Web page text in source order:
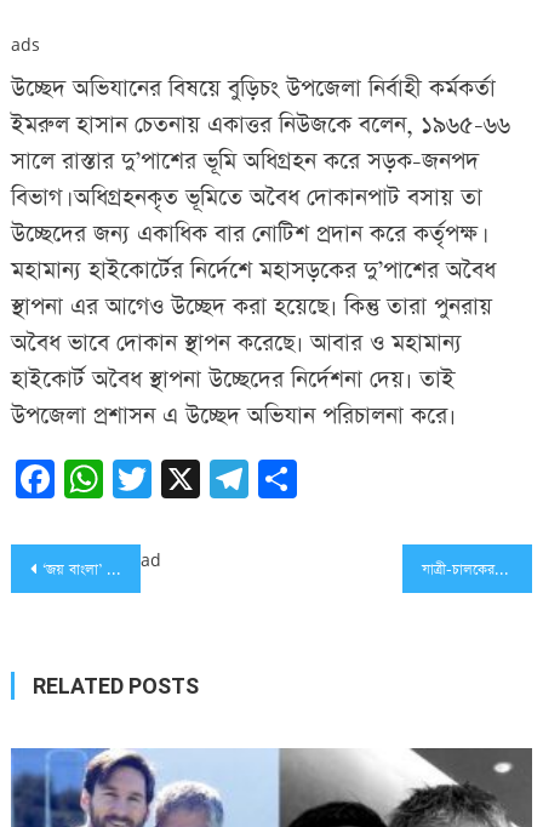
ads
উচ্ছেদ অভিযানের বিষয়ে বুড়িচং উপজেলা নির্বাহী কর্মকর্তা
ইমরুল হাসান চেতনায় একাত্তর নিউজকে বলেন, ১৯৬৫-৬৬
সালে রাস্তার দু’পাশের ভূমি অধিগ্রহন করে সড়ক-জনপদ
বিভাগ। অধিগ্রহনকৃত ভূমিতে অবৈধ দোকানপাট বসায় তা
উচ্ছেদের জন্য একাধিক বার নোটিশ প্রদান করে কর্তৃপক্ষ।
মহামান্য হাইকোর্টের নির্দেশে মহাসড়কের দু’পাশের অবৈধ
স্থাপনা এর আগেও উচ্ছেদ করা হয়েছে৷ কিন্তু তারা পুনরায়
অবৈধ ভাবে দোকান স্থাপন করেছে৷ আবার ও মহামান্য
হাইকোর্ট অবৈধ স্থাপনা উচ্ছেদের নির্দেশনা দেয়৷ তাই
উপজেলা প্রশাসন এ উচ্ছেদ অভিযান পরিচালনা করে৷
Facebook
WhatsApp
Twitter
X Telegram
Share
Post
‘জয় বাংলা’ বাংলাদেশের স্বাধীনতা ও সার্বভৌমত্বের প্রতীক: মন্ত্রী তাজুল ইসলাম যাত্রী-চালকের নিরাপত্তায় কুমিল্লা জেলা পুলিশের ব্যতিক্রমী উদ্যোগ
ad
RELATED POSTS